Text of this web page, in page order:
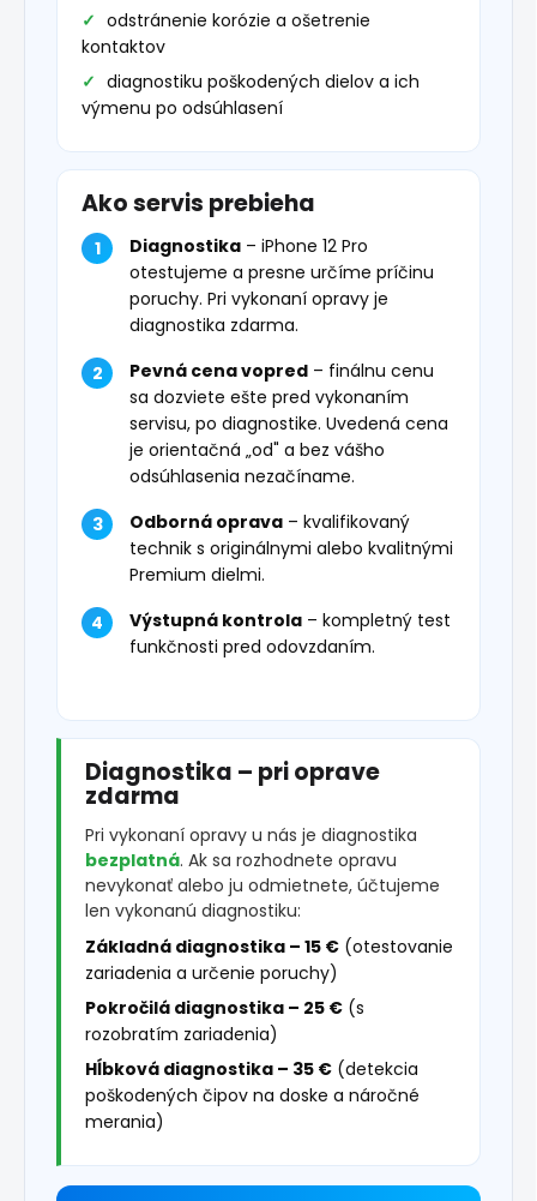
odstránenie korózie a ošetrenie
kontaktov
diagnostiku poškodených dielov a ich
výmenu po odsúhlasení
Ako servis prebieha
Diagnostika – iPhone 12 Pro
otestujeme a presne určíme príčinu
poruchy. Pri vykonaní opravy je
diagnostika zdarma.
Pevná cena vopred – finálnu cenu
sa dozviete ešte pred vykonaním
servisu, po diagnostike. Uvedená cena
je orientačná „od" a bez vášho
odsúhlasenia nezačíname.
Odborná oprava – kvalifikovaný
technik s originálnymi alebo kvalitnými
Premium dielmi.
Výstupná kontrola – kompletný test
funkčnosti pred odovzdaním.
Diagnostika – pri oprave
zdarma
Pri vykonaní opravy u nás je diagnostika
bezplatná. Ak sa rozhodnete opravu
nevykonať alebo ju odmietnete, účtujeme
len vykonanú diagnostiku:
Základná diagnostika – 15 € (otestovanie
zariadenia a určenie poruchy)
Pokročilá diagnostika – 25 € (s
rozobratím zariadenia)
Hĺbková diagnostika – 35 € (detekcia
poškodených čipov na doske a náročné
merania)